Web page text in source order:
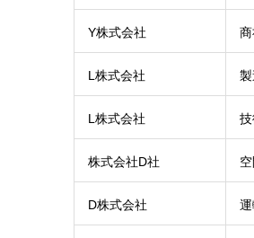
Y株式会社
L株式会社 製
L株式会社
株式会社D社
D株式会社